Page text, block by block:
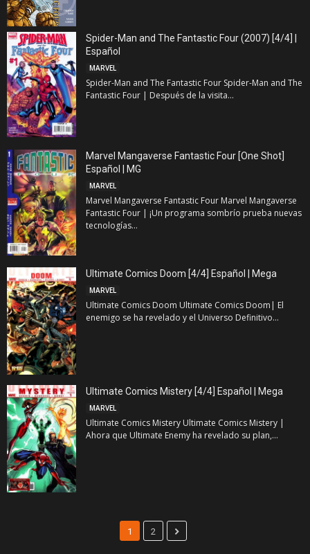
Spider-Man and The Fantastic Four (2007) [4/4] |
Español
MARVEL
Spider-Man and The Fantastic Four Spider-Man and The
Fantastic Four | Después de la visita...
Marvel Mangaverse Fantastic Four [One Shot]
Español | MG
MARVEL
Marvel Mangaverse Fantastic Four Marvel Mangaverse
Fantastic Four | ¡Un programa sombrío prueba nuevas
tecnologías...
Ultimate Comics Doom [4/4] Español | Mega
MARVEL
Ultimate Comics Doom Ultimate Comics Doom| El
enemigo se ha revelado y el Universo Definitivo...
Ultimate Comics Mistery [4/4] Español | Mega
MARVEL
Ultimate Comics Mistery Ultimate Comics Mistery |
Ahora que Ultimate Enemy ha revelado su plan,...
1 2